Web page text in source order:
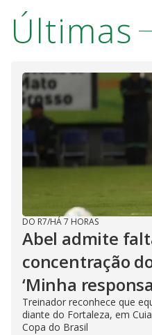
Últimas
DO R7/HÁ 7 HORAS
Abel admite
concentração
‘Minha
Treinador reconhece que
diante do Fortaleza, em
Copa do Brasil